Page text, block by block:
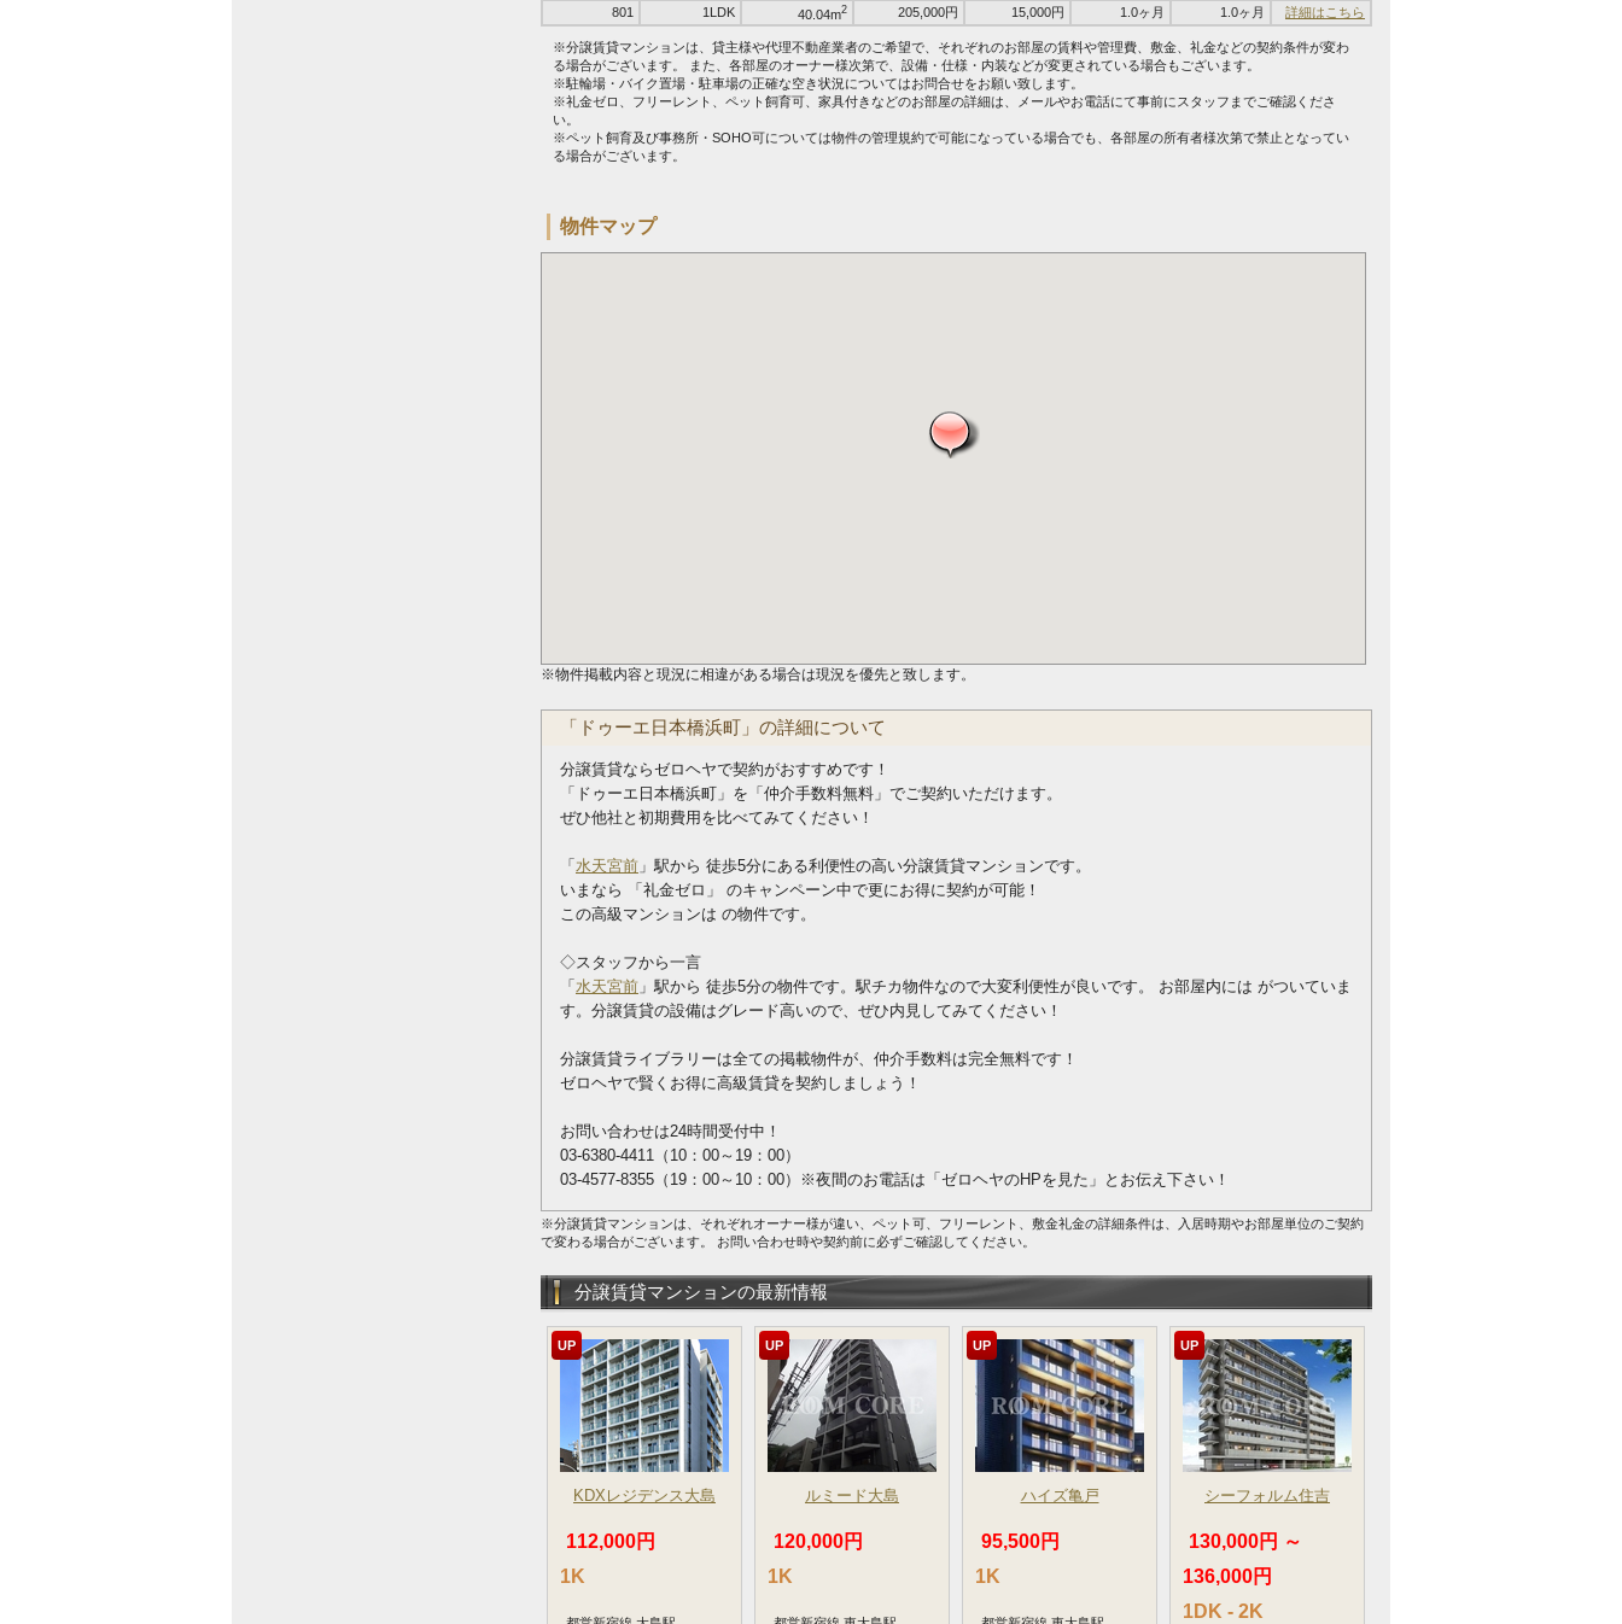
801
1LDK 40.04m2 205,000円 15,000円 1.0ヶ月 1.0ヶ月 詳細はこちら
※分譲賃貸マンションは、貸主様や代理不動産業者のご希望で、それぞれのお部屋の賃料や管理費、敷金、礼金などの契約条件が変わ
る場合がございます。 また、各部屋のオーナー様次第で、設備・仕様・内装などが変更されている場合もございます。
※駐輪場・バイク置場・駐車場の正確な空き状況についてはお問合せをお願い致します。
※礼金ゼロ、フリーレント、ペット飼育可、家具付きなどのお部屋の詳細は、メールやお電話にて事前にスタッフまでご確認くださ
い。
※ペット飼育及び事務所・SOHO可については物件の管理規約で可能になっている場合でも、各部屋の所有者様次第で禁止となってい
る場合がございます。
物件マップ
※物件掲載内容と現況に相違がある場合は現況を優先と致します。
「ドゥーエ日本橋浜町」の詳細について
分譲賃貸ならゼロヘヤで契約がおすすめです！
「ドゥーエ日本橋浜町」を「仲介手数料無料」でご契約いただけます。
ぜひ他社と初期費用を比べてみてください！
「 水天宮前 」駅から 徒歩5分にある利便性の高い分譲賃貸マンションです。
いまなら 「礼金ゼロ」 のキャンペーン中で更にお得に契約が可能！
この高級マンションは の物件です。
◇スタッフから一言
「 水天宮前 」駅から 徒歩5分の物件です。駅チカ物件なので大変利便性が良いです。 お部屋内には がついていま
す。分譲賃貸の設備はグレード高いので、ぜひ内見してみてください！
分譲賃貸ライブラリーは全ての掲載物件が、仲介手数料は完全無料です！
ゼロヘヤで賢くお得に高級賃貸を契約しましょう！
お問い合わせは24時間受付中！
03-6380-4411（10：00～19：00）
03-4577-8355（19：00～10：00）※夜間のお電話は「ゼロヘヤのHPを見た」とお伝え下さい！
※分譲賃貸マンションは、それぞれオーナー様が違い、ペット可、フリーレント、敷金礼金の詳細条件は、入居時期やお部屋単位のご契約
で変わる場合がございます。 お問い合わせ時や契約前に必ずご確認してください。
分譲賃貸マンションの最新情報
UP
KDXレジデンス大島
112,000円
1K
UP
ルミード大島
120,000円
1K
UP
ハイズ亀戸
95,500円
1K
UP
シーフォルム住吉
130,000円 ～
136,000円
1DK - 2K